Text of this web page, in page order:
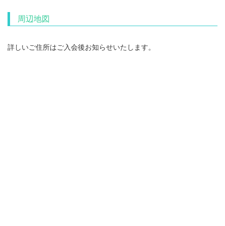
周辺地図
詳しいご住所はご入会後お知らせいたします。